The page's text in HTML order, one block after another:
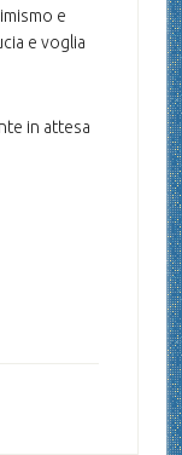
e
e voglia
in attesa